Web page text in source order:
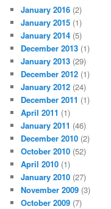
January 2016 (2)
January 2015 (1)
January 2014 (5)
December 2013 (1)
January 2013 (29)
December 2012 (1)
January 2012 (24)
December 2011 (1)
April 2011 (1)
January 2011 (46)
December 2010 (2)
October 2010 (52)
April 2010 (1)
January 2010 (27)
November 2009 (3)
October 2009 (7)